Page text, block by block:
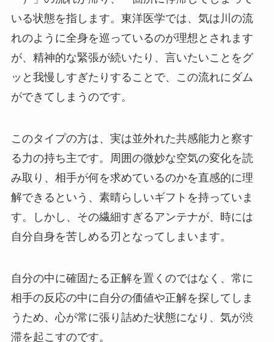
いる状態を指します。東洋医学では、気は川の流
れのように全身を巡っているのが理想とされます
が、精神的な緊張が続いたり、言いたいことをグ
ッと我慢しすぎたりすることで、この流れにダム
ができてしまうのです。
このタイプの方は、実は並外れた共感能力と察す
る力の持ち主です。周囲の微妙な空気の変化を読
み取り、相手が何を求めているのかを直感的に理
解できるという、素晴らしいギフトを持っていま
す。しかし、その繊細すぎるアンテナが、時には
自分自身を苦しめる刃となってしまいます。
自分の中に確固たる正解を置くのではなく、常に
相手の反応の中に自分の価値や正解を探してしま
うため、心が常に張り詰めた状態になり、気が渋
滞を起こすのです。